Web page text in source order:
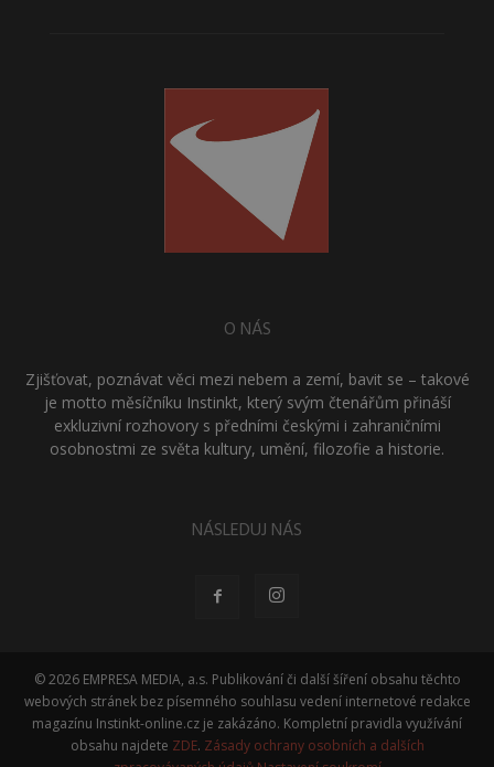
O NÁS
Zjišťovat, poznávat věci mezi nebem a zemí, bavit se – takové
je motto měsíčníku Instinkt, který svým čtenářům přináší
exkluzivní rozhovory s předními českými i zahraničními
osobnostmi ze světa kultury, umění, filozofie a historie.
NÁSLEDUJ NÁS
© 2026 EMPRESA MEDIA, a.s. Publikování či další šíření obsahu těchto
webových stránek bez písemného souhlasu vedení internetové redakce
magazínu Instinkt-online.cz je zakázáno. Kompletní pravidla využívání
obsahu najdete ZDE. Zásady ochrany osobních a dalších